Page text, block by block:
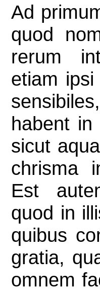
Ad
quod
rerum
etiam
habent in
sicut
chrisma
Est
quod in
quibus
gratia,
omnem